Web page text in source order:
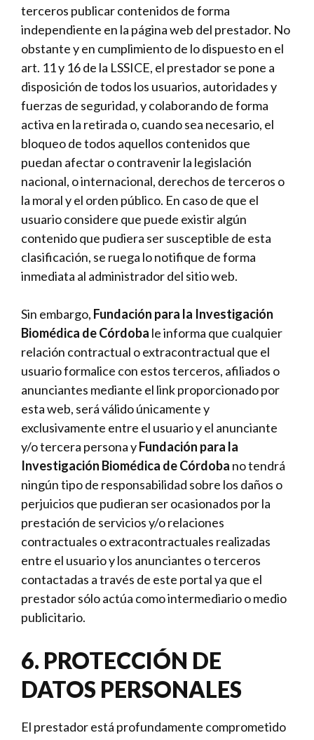
terceros publicar contenidos de forma
independiente en la página web del prestador. No
obstante y en cumplimiento de lo dispuesto en el
art. 11 y 16 de la LSSICE, el prestador se pone a
disposición de todos los usuarios, autoridades y
fuerzas de seguridad, y colaborando de forma
activa en la retirada o, cuando sea necesario, el
bloqueo de todos aquellos contenidos que
puedan afectar o contravenir la legislación
nacional, o internacional, derechos de terceros o
la moral y el orden público. En caso de que el
usuario considere que puede existir algún
contenido que pudiera ser susceptible de esta
clasificación, se ruega lo notifique de forma
inmediata al administrador del sitio web.
Sin embargo, Fundación para la Investigación
Biomédica de Córdoba le informa que cualquier
relación contractual o extracontractual que el
usuario formalice con estos terceros, afiliados o
anunciantes mediante el link proporcionado por
esta web, será válido únicamente y
exclusivamente entre el usuario y el anunciante
y/o tercera persona yFundación para la
Investigación Biomédica de Córdoba no tendrá
ningún tipo de responsabilidad sobre los daños o
perjuicios que pudieran ser ocasionados por la
prestación de servicios y/o relaciones
contractuales o extracontractuales realizadas
entre el usuario y los anunciantes o terceros
contactadas a través de este portal ya que el
prestador sólo actúa como intermediario o medio
publicitario.
6. PROTECCIÓN DE
DATOS PERSONALES
El prestador está profundamente comprometido